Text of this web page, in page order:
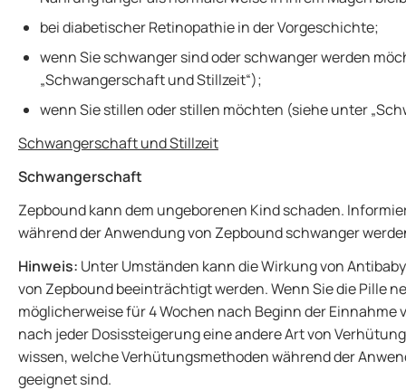
bei diabetischer Retinopathie in der Vorgeschichte;
wenn Sie schwanger sind oder schwanger werden
„Schwangerschaft und Stillzeit“);
wenn Sie stillen oder stillen möchten (siehe unter
Schwangerschaft und Stillzeit
Schwangerschaft
Zepbound kann dem ungeborenen Kind schaden.
während der Anwendung von Zepbound schwanger
Hinweis: Unter Umständen kann die Wirkung von
von Zepbound beeinträchtigt werden. Wenn Sie die Pille
möglicherweise für 4 Wochen nach Beginn der Einnahme
nach jeder Dosissteigerung eine andere Art von
wissen, welche Verhütungsmethoden während der
geeignet sind.